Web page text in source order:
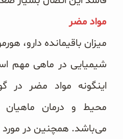
مواد مضر
میزان باقیمانده دارو،
شیمیایی در ماهی مهم
اینگونه مواد مضر در
محیط و درمان
می‌‌باشد. همچنین در